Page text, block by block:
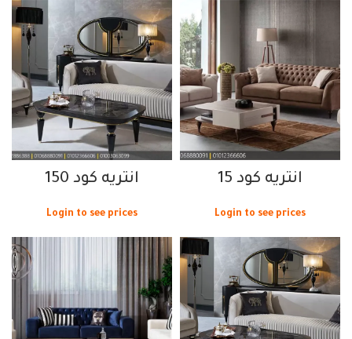
انتريه كود 15
Login to see prices
انتريه كود 150
Login to see prices